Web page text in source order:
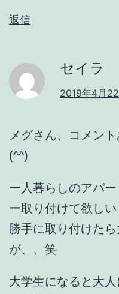
返信
セイラ
2019年4月
メグさん、コメン
(^^)
一人暮らしのアパ
ー取り付けて欲し
勝手に取り付けた
が、、笑
大学生になると大